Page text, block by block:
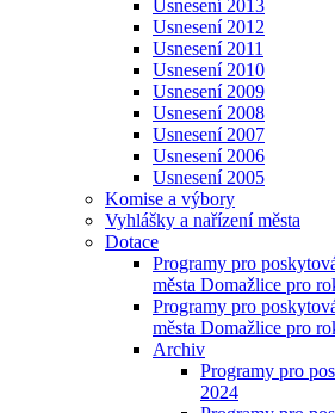
Usnesení 2013
Usnesení 2012
Usnesení 2011
Usnesení 2010
Usnesení 2009
Usnesení 2008
Usnesení 2007
Usnesení 2006
Usnesení 2005
Komise a výbory
Vyhlášky a nařízení města
Dotace
Programy pro
města Domažlice pro
Programy pro
města Domažlice pro
Archiv
Programy pro
2024